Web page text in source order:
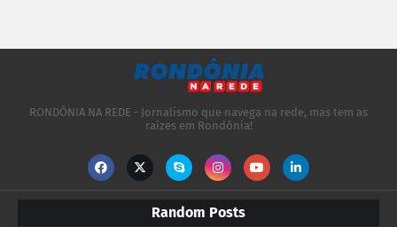
RONDÔNIA NA REDE - Jornalismo que navega na rede, mas tem as
raízes em Rondônia!
Random Posts